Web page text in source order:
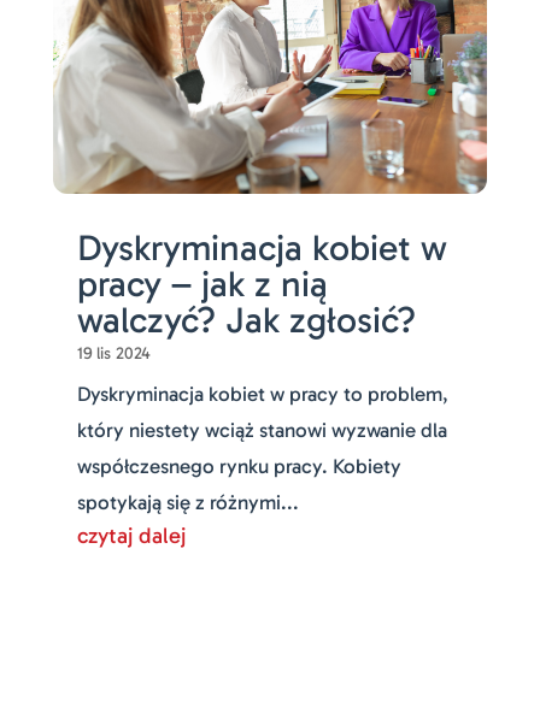
Dyskryminacja kobiet w
pracy – jak z nią
walczyć? Jak zgłosić?
19 lis 2024
Dyskryminacja kobiet w pracy to problem,
który niestety wciąż stanowi wyzwanie dla
współczesnego rynku pracy. Kobiety
spotykają się z różnymi...
czytaj dalej